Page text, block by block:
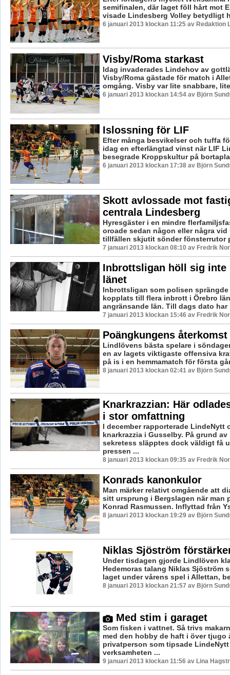
semifinalen, där laget föll hårt mot
visade Lindesberg Volley betydligt
6 januari 2013 klockan 11:25 av Redaktion
Visby/Roma starkast
Idag invaderades Lindehov av
Visby/Roma gästade för match i
omgång. Visby var lite snabbare,
6 januari 2013 klockan 14:54 av Björn
Islossning för LIF
Efter många besvikelser och tuffa
idag en efterlängtad vinst när LIF
besegrade Kroppskultur på
6 januari 2013 klockan 17:38 av Björn
Skott avlossade mot
centrala Lindesberg
Hyresgäster i en mindre
oroade sedan någon eller några vid
tillfällen skjutit sönder fönsterrutor
7 januari 2013 klockan 08:10 av Fredrik
Inbrottsligan höll sig inte
länet
Inbrottsligan som polisen sprängde
kopplats till flera inbrott i Örebro
angränsande län. Till dags dato har
7 januari 2013 klockan 15:46 av Fredrik
Poängkungens återkomst
Lindlövens bästa spelare i
en av lagets viktigaste offensiva
på is i en hemmamatch för första
8 januari 2013 klockan 02:41 av Björn
Knarkrazzian: Här
i stor omfattning
I december rapporterade LindeNytt
knarkrazzia i Gusselby. På grund
sekretess släpptes dock väldigt få
pressen ...
8 januari 2013 klockan 09:35 av Fredrik
Konrads kanonkulor
Man märker relativt omgående att
sitt ursprung i Bergslagen när man
Konrad Rasmussen. Inflyttad från
8 januari 2013 klockan 19:29 av Björn
Niklas Sjöström
Under tisdagen gjorde Lindlöven
Hedemoras talang Niklas Sjöström
laget under vårens spel i Allettan,
8 januari 2013 klockan 21:57 av Björn
Med stim i garaget
Som fisken i vattnet. Så trivs
med den hobby de haft i över tjugo
privatperson som tipsade LindeNytt
verksamheten ...
9 januari 2013 klockan 11:56 av Lina